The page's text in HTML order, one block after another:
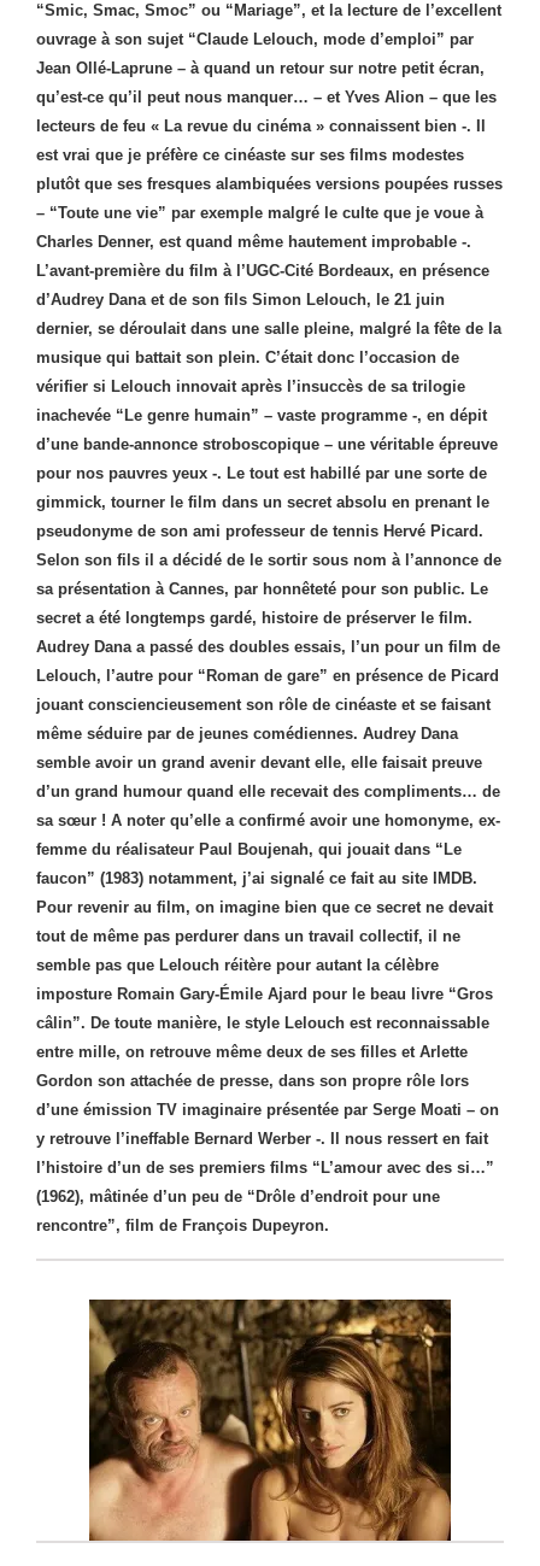
“Smic, Smac, Smoc” ou “Mariage”, et la lecture de l’excellent
ouvrage à son sujet “Claude Lelouch, mode d’emploi” par
Jean Ollé-Laprune – à quand un retour sur notre petit écran,
qu’est-ce qu’il peut nous manquer… – et Yves Alion – que les
lecteurs de feu « La revue du cinéma » connaissent bien -. Il
est vrai que je préfère ce cinéaste sur ses films modestes
plutôt que ses fresques alambiquées versions poupées russes
– “Toute une vie” par exemple malgré le culte que je voue à
Charles Denner, est quand même hautement improbable -.
L’avant-première du film à l’UGC-Cité Bordeaux, en présence
d’Audrey Dana et de son fils Simon Lelouch, le 21 juin
dernier, se déroulait dans une salle pleine, malgré la fête de la
musique qui battait son plein. C’était donc l’occasion de
vérifier si Lelouch innovait après l’insuccès de sa trilogie
inachevée “Le genre humain” – vaste programme -, en dépit
d’une bande-annonce stroboscopique – une véritable épreuve
pour nos pauvres yeux -. Le tout est habillé par une sorte de
gimmick, tourner le film dans un secret absolu en prenant le
pseudonyme de son ami professeur de tennis Hervé Picard.
Selon son fils il a décidé de le sortir sous nom à l’annonce de
sa présentation à Cannes, par honnêteté pour son public. Le
secret a été longtemps gardé, histoire de préserver le film.
Audrey Dana a passé des doubles essais, l’un pour un film de
Lelouch, l’autre pour “Roman de gare” en présence de Picard
jouant consciencieusement son rôle de cinéaste et se faisant
même séduire par de jeunes comédiennes. Audrey Dana
semble avoir un grand avenir devant elle, elle faisait preuve
d’un grand humour quand elle recevait des compliments… de
sa sœur ! A noter qu’elle a confirmé avoir une homonyme, ex-
femme du réalisateur Paul Boujenah, qui jouait dans “Le
faucon” (1983) notamment, j’ai signalé ce fait au site IMDB.
Pour revenir au film, on imagine bien que ce secret ne devait
tout de même pas perdurer dans un travail collectif, il ne
semble pas que Lelouch réitère pour autant la célèbre
imposture Romain Gary-Émile Ajard pour le beau livre “Gros
câlin”. De toute manière, le style Lelouch est reconnaissable
entre mille, on retrouve même deux de ses filles et Arlette
Gordon son attachée de presse, dans son propre rôle lors
d’une émission TV imaginaire présentée par Serge Moati – on
y retrouve l’ineffable Bernard Werber -. Il nous ressert en fait
l’histoire d’un de ses premiers films “L’amour avec des si…”
(1962), mâtinée d’un peu de “Drôle d’endroit pour une
rencontre”, film de François Dupeyron.